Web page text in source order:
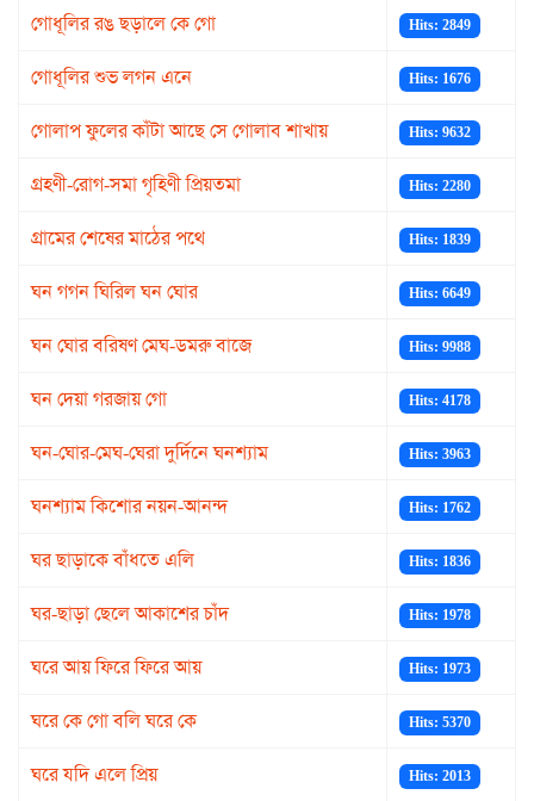
গোধূলির রঙ ছড়ালে কে গো Hits: 2849
গোধূলির শুভ লগন এনে Hits: 1676
গোলাপ ফুলের কাঁটা আছে সে গোলাব শাখায় Hits: 9632
গ্রহণী-রোগ-সমা গৃহিণী প্রিয়তমা Hits: 2280
গ্রামের শেষের মাঠের পথে Hits: 1839
ঘন গগন ঘিরিল ঘন ঘোর Hits: 6649
ঘন ঘোর বরিষণ মেঘ-ডমরু বাজে Hits: 9988
ঘন দেয়া গরজায় গো Hits: 4178
ঘন-ঘোর-মেঘ-ঘেরা দুর্দিনে ঘনশ্যাম Hits: 3963
ঘনশ্যাম কিশোর নয়ন-আনন্দ Hits: 1762
ঘর ছাড়াকে বাঁধতে এলি Hits: 1836
ঘর-ছাড়া ছেলে আকাশের চাঁদ Hits: 1978
ঘরে আয় ফিরে ফিরে আয় Hits: 1973
ঘরে কে গো বলি ঘরে কে Hits: 5370
ঘরে যদি এলে প্রিয় Hits: 2013